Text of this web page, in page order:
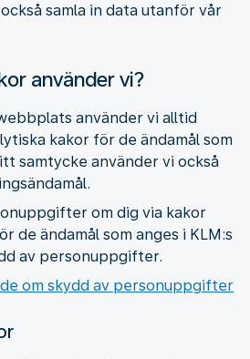
samla in data utanför vår
använder vi?
använder vi alltid
kakor för de ändamål som
samtycke använder vi också
om dig via kakor
de ändamål som anges i KLM:s
av personuppgifter.
om skydd av personuppgifter